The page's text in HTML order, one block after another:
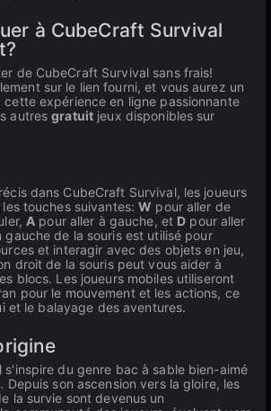
à CubeCraft Survival
de CubeCraft Survival sans frais!
sur le lien fourni, et vous aurez un
cette expérience en ligne passionnante
autresgratuit jeux disponibles sur
dans CubeCraft Survival, les joueurs
touches suivantes:W pour aller de
A pour aller à gauche, et D pour aller
de la souris est utilisé pour
et interagir avec des objets en jeu,
droit de la souris peut vous aider à
blocs. Les joueurs mobiles utiliseront
pour le mouvement et les actions, ce
et le balayage des aventures.
s'inspire du genre bac à sable bien-aimé
Depuis son ascension vers la gloire, les
la survie sont devenus un